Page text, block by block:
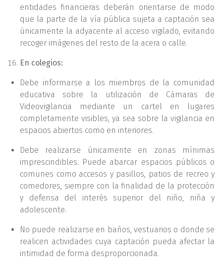
entidades financieras deberán orientarse de modo
que la parte de la vía pública sujeta a captación sea
únicamente la adyacente al acceso vigilado, evitando
recoger imágenes del resto de la acera o calle.
En colegios:
Debe informarse a los miembros de la comunidad
educativa sobre la utilización de Cámaras de
Videovigilancia mediante un cartel en lugares
completamente visibles, ya sea sobre la vigilancia en
espacios abiertos como en interiores.
Debe realizarse únicamente en zonas mínimas
imprescindibles. Puede abarcar espacios públicos o
comunes como accesos y pasillos, patios de recreo y
comedores, siempre con la finalidad de la protección
y defensa del interés superior del niño, niña y
adolescente.
No puede realizarse en baños, vestuarios o donde se
realicen actividades cuya captación pueda afectar la
intimidad de forma desproporcionada.